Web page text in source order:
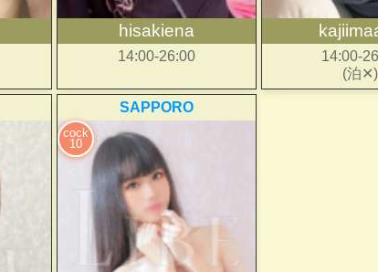
hisakiena
14:00-26:00
14:00-
(泊✕)
SAPPORO
cock
10